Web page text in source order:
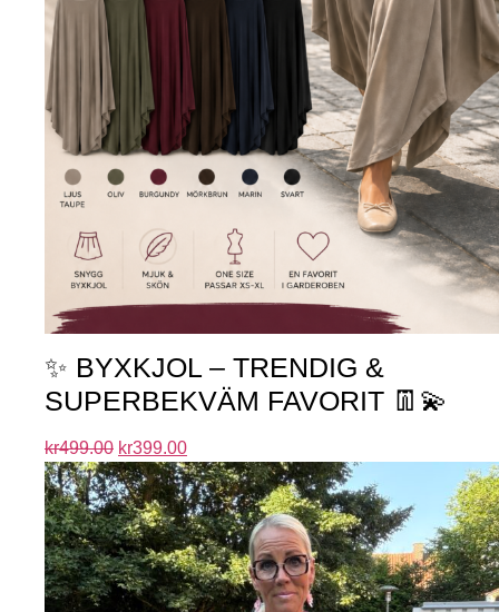
✨ BYXKJOL – TRENDIG &
SUPERBEKVÄM FAVORIT 👖💫
kr499.00 kr399.00